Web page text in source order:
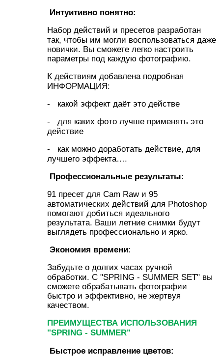
Интуитивно понятно:
Набор действий и пресетов разработан
так, чтобы им могли воспользоваться даже
новички. Вы сможете легко настроить
параметры под каждую фотографию.
К действиям добавлена подробная
ИНФОРМАЦИЯ:
- какой эффект даёт это действе
- для каких фото лучше применять это
действие
- как можно доработать действие, для
лучшего эффекта….
Профессиональные результаты:
91 пресет для Cam Raw и 95
автоматических действий для Photoshop
помогают добиться идеального
результата. Ваши летние снимки будут
выглядеть профессионально и ярко.
Экономия времени:
Забудьте о долгих часах ручной
обработки. С "SPRING - SUMMER SET" вы
сможете обрабатывать фотографии
быстро и эффективно, не жертвуя
качеством.
ПРЕИМУЩЕСТВА ИСПОЛЬЗОВАНИЯ
"SPRING - SUMMER"
Быстрое исправление цветов: